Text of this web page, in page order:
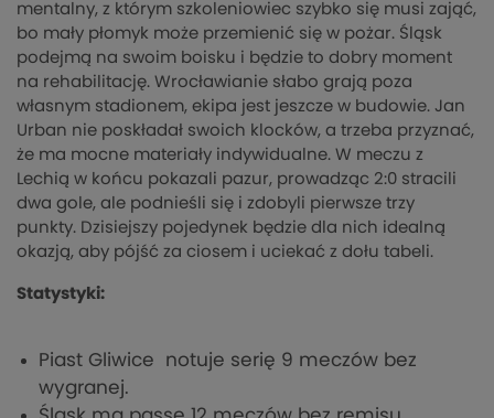
mentalny, z którym szkoleniowiec szybko się musi zająć,
bo mały płomyk może przemienić się w pożar. Śląsk
podejmą na swoim boisku i będzie to dobry moment
na rehabilitację. Wrocławianie słabo grają poza
własnym stadionem, ekipa jest jeszcze w budowie. Jan
Urban nie poskładał swoich klocków, a trzeba przyznać,
że ma mocne materiały indywidualne. W meczu z
Lechią w końcu pokazali pazur, prowadząc 2:0 stracili
dwa gole, ale podnieśli się i zdobyli pierwsze trzy
punkty. Dzisiejszy pojedynek będzie dla nich idealną
okazją, aby pójść za ciosem i uciekać z dołu tabeli.
Statystyki:
Piast Gliwice notuje serię 9 meczów bez
wygranej.